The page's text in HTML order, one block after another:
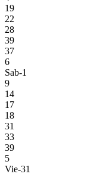
19
22
28
39
37
6
Sab-1
9
14
17
18
31
33
39
5
Vie-31